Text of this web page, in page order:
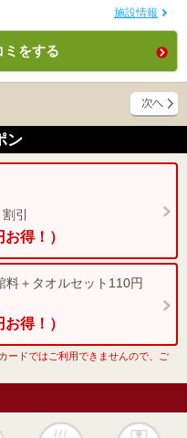
施設情報
ミをする
ン
引
得！）
料＋タオルセット110円
得！）
ードではご利用できませんので、ご
露天風呂 貸切風呂